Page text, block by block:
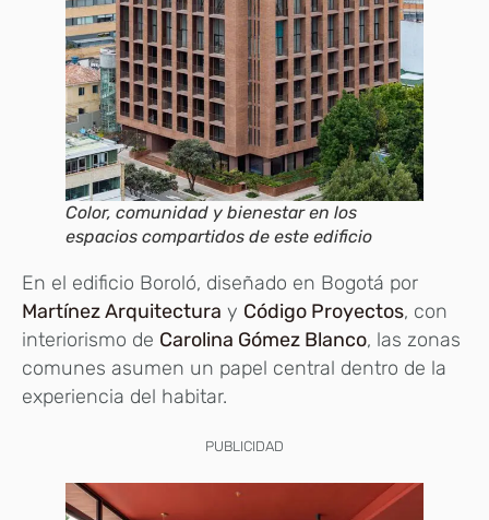
Color, comunidad y bienestar en los
espacios compartidos de este edificio
En el edificio Boroló, diseñado en Bogotá por
Martínez Arquitectura y Código Proyectos, con
interiorismo de Carolina Gómez Blanco, las zonas
comunes asumen un papel central dentro de la
experiencia del habitar.
PUBLICIDAD